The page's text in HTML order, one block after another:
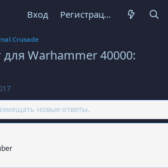
Вход Регистрация
Crusade
Warhammer 40000:
новые ответы.